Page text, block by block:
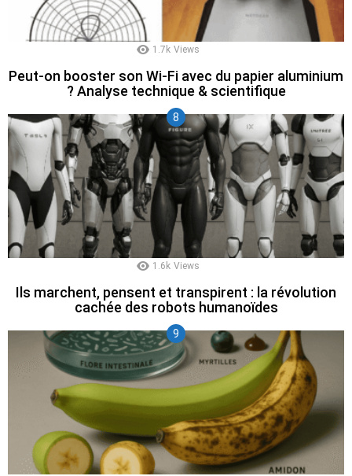
1.7k Views
Peut-on booster son Wi-Fi avec du papier aluminium
? Analyse technique & scientifique
1.6k Views
Ils marchent, pensent et transpirent : la révolution
cachée des robots humanoïdes